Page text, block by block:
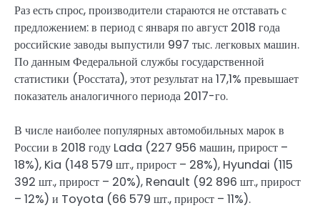
Раз есть спрос, производители стараются не отставать с
предложением: в период с января по август 2018 года
российские заводы выпустили 997 тыс. легковых машин.
По данным Федеральной службы государственной
статистики (Росстата), этот результат на 17,1% превышает
показатель аналогичного периода 2017-го.
В числе наиболее популярных автомобильных марок в
России в 2018 году Lada (227 956 машин, прирост –
18%), Kia (148 579 шт., прирост – 28%), Hyundai (115
392 шт., прирост – 20%), Renault (92 896 шт., прирост
– 12%) и Toyota (66 579 шт., прирост – 11%).